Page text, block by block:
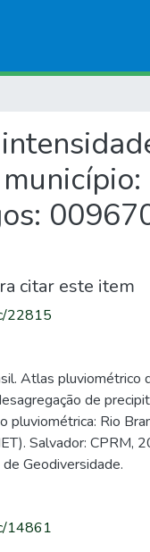
citar este item
22815
Atlas pluviométrico
de
pluviométrica: Rio
Salvador: CPRM,
Geodiversidade.
14861